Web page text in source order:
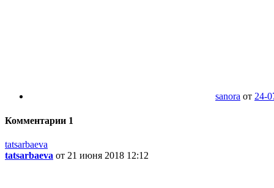
sanora от 24-
Комментарии 1
tatsarbaeva
tatsarbaeva от 21 июня 2018 12:12